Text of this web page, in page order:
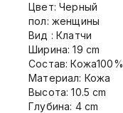
Цвет: Черный
пол: женщины
Вид : Клатчи
Ширина: 19 cm
Состав: Кожа100%
Материал: Кожа
Высота: 10.5 cm
Глубина: 4 cm